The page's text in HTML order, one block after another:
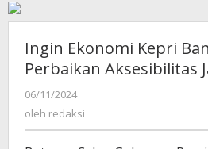
HM
Rudi:
Ingin Ekonomi Kepri
Perbaikan Aksesibilitas
06/11/2024
redaksi
oleh redaksi